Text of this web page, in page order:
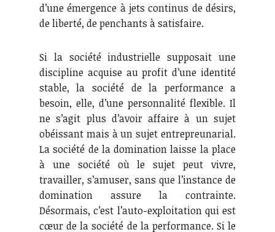
d’une émergence à jets continus de désirs,
de liberté, de penchants à satisfaire.
Si la société industrielle supposait une
discipline acquise au profit d’une identité
stable, la société de la performance a
besoin, elle, d’une personnalité flexible. Il
ne s’agit plus d’avoir affaire à un sujet
obéissant mais à un sujet entrepreunarial.
La société de la domination laisse la place
à une société où le sujet peut vivre,
travailler, s’amuser, sans que l’instance de
domination assure la contrainte.
Désormais, c’est l’auto-exploitation qui est
cœur de la société de la performance. Si le